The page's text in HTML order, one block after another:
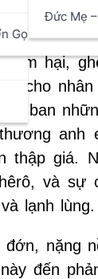
Gọi
Đức Mẹ
đó là
hại,
cho
ban
giá.
và sự
lạnh lùng.
nặng
đến